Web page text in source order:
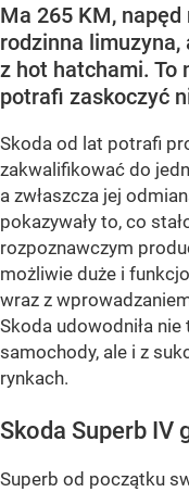
Ma 265 KM, napęd
rodzinna
z hot hatchami. To
potrafi zaskoczyć
Skoda od lat potrafi
zakwalifikować do
a zwłaszcza jej
pokazywały to, co
rozpoznawczym
możliwie duże i
wraz z
Skoda udowodniła
samochody, ale i z
rynkach.
Skoda Superb IV
Superb od początku